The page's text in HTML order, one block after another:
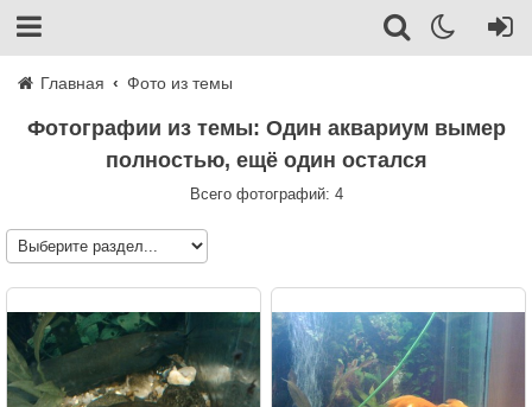
Главная Фото из темы
Фотографии из темы: Один аквариум вымер
полностью, ещё один остался
Всего фотографий: 4